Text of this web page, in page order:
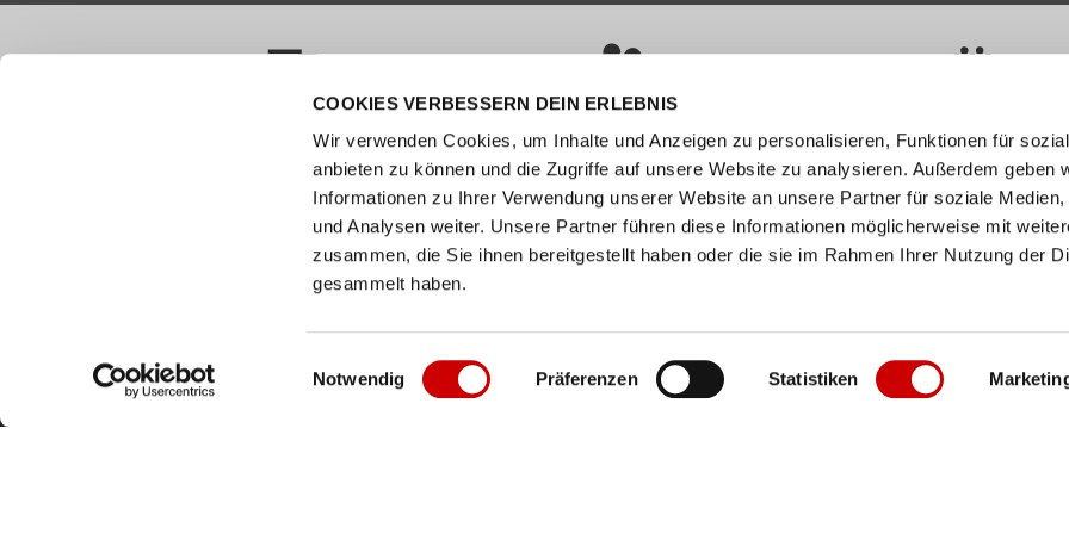
COOKIES VERBESSERN DEIN ERLEBNIS
Wir verwenden Cookies, um Inhalte und Anzeigen zu personalisieren, Funktionen für
anbieten zu können und die Zugriffe auf unsere Website zu analysieren. Außerdem geben
Informationen zu Ihrer Verwendung unserer Website an unsere Partner für soziale Medien,
und Analysen weiter. Unsere Partner führen diese Informationen möglicherweise mit
zusammen, die Sie ihnen bereitgestellt haben oder die sie im Rahmen Ihrer Nutzung der
gesammelt haben.
Einwilligungsauswahl
Notwendig Präferenzen Statistiken
Wie können wir helfen?
Instagram
Kundenservice
Hilfe & FAQs
Grössentabelle
Click & Collect
Unternehmen
Standorte
Job / Karriere